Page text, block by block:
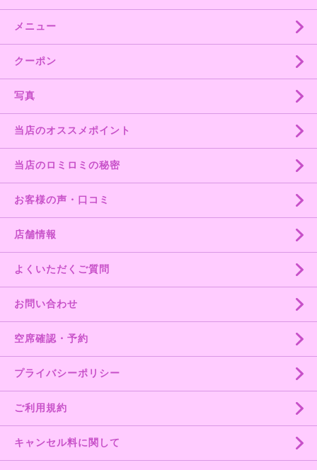
メニュー
クーポン
写真
当店のオススメポイント
当店のロミロミの秘密
お客様の声・口コミ
店舗情報
よくいただくご質問
お問い合わせ
空席確認・予約
プライバシーポリシー
ご利用規約
キャンセル料に関して